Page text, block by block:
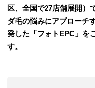
区、全国で27店舗展開）
ダ毛の悩みにアプローチ
発した「フォトEPC」を